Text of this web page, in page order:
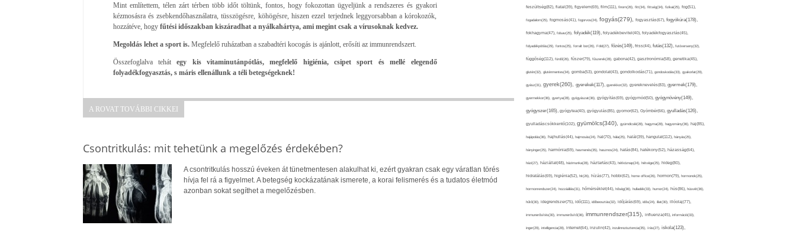
Mint említettem, télen zárt térben több időt töltünk, fontos, hogy fokozottan ügyeljünk a rendszeres és gyakori
kézmosásra és zsebkendőhasználatra, tüsszögésre, köhögésre, hiszen ezzel terjednek leggyorsabban a kórokozók,
hozzátéve, hogy fűtési időszakban kiszáradhat a nyálkahártya, ami megint csak a vírusoknak kedvez.
Megoldás lehet a sport is.Megfelelő ruházatban a szabadtéri kocogás is ajánlott, erősíti az immunrendszert.
Összefoglalva tehátegy kis vitaminutánpótlás, megfelelő higiénia, csipet sport és mellé elegendő
folyadékfogyasztás, s máris ellenállunk a téli betegségeknek!
A ROVAT TOVÁBBI CIKKEI
Csontritkulás: mit tehetünk a megelőzés érdekében?
A csontritkulás hosszú éveken át tünetmentesen alakulhat ki, ezért gyakran csak egy váratlan törés
hívja fel rá a figyelmet. A betegség kockázatának ismerete, a korai felismerés és a tudatos életmód
azonban sokat segíthet a megelőzésben.
feszültség(82), fiatal(39), figyelem(69), film(111), finom(26), fitt(34), fittség(34), fizikai(25), fog(51),
fogadalom(25), fogmosás(41), fogorvos(24), fogyás(279), fogyasztás(67), fogyókúra(178),
fokhagyma(47), folsav(25), folyadék(119), folyadékbevitel(40), folyadékfogyasztás(45),
folyadékpótlás(29), fontos(25), forralt bor(26), Föld(27), főzés(149), friss(44), futás(132), futóverseny(32),
függőség(112), fürdő(26), fűszer(79), fűszerek(28), gabona(42), gasztronómia(58), genetika(45),
glutén(32), gluténmentes(34), gomba(53), gondolat(43), gondolkodás(71), gondoskodás(33), gyakorlat(29),
gyász(31), gyerek(260), gyerekek(117), gyerekkor(32), gyereknevelés(83), gyermek(179),
gyermekkor(36), gyertya(28), gyógyászat(36), gyógyítás(69), gyógymód(50), gyógynövény(149),
gyógyszer(165), gyógytea(40), gyógyulás(85), gyomor(62), Gyömbér(66), gyulladás(126),
gyulladáscsökkentő(102), gyümölcs(340), gyümölcslé(28), hagyma(28), hagyomány(36), haj(85),
hajápolás(36), hajhullás(44), hajmosás(24), hal(70), hála(25), halál(39), hangulat(112), hányás(25),
hányinger(25), harmónia(69), hasmenés(35), hasznos(24), hatás(84), hatékony(52), házasság(64),
házi(27), háziállat(48), házimunka(28), háztartás(43), hétköznap(24), hétvége(25), hideg(80),
hidratálás(69), higiénia(52), hit(26), hízás(77), hobbi(62), home office(26), hormon(79), hormonok(25),
hormonrendszer(24), hozzáállás(31), hőmérséklet(44), hőség(36), hulladék(33), humor(24), hús(86), húsvét(36),
hűtő(30), idegrendszer(75), idő(111), időbeosztás(32), időjárás(69), idős(24), illat(30), illóolaj(77),
immunerősítés(30), immunerősítő(36), immunrendszer(315), influenza(45), információ(33),
inger(29), intelligencia(28), internet(64), inzulin(42), inzulinrezisztencia(35), írás(27), iskola(123),